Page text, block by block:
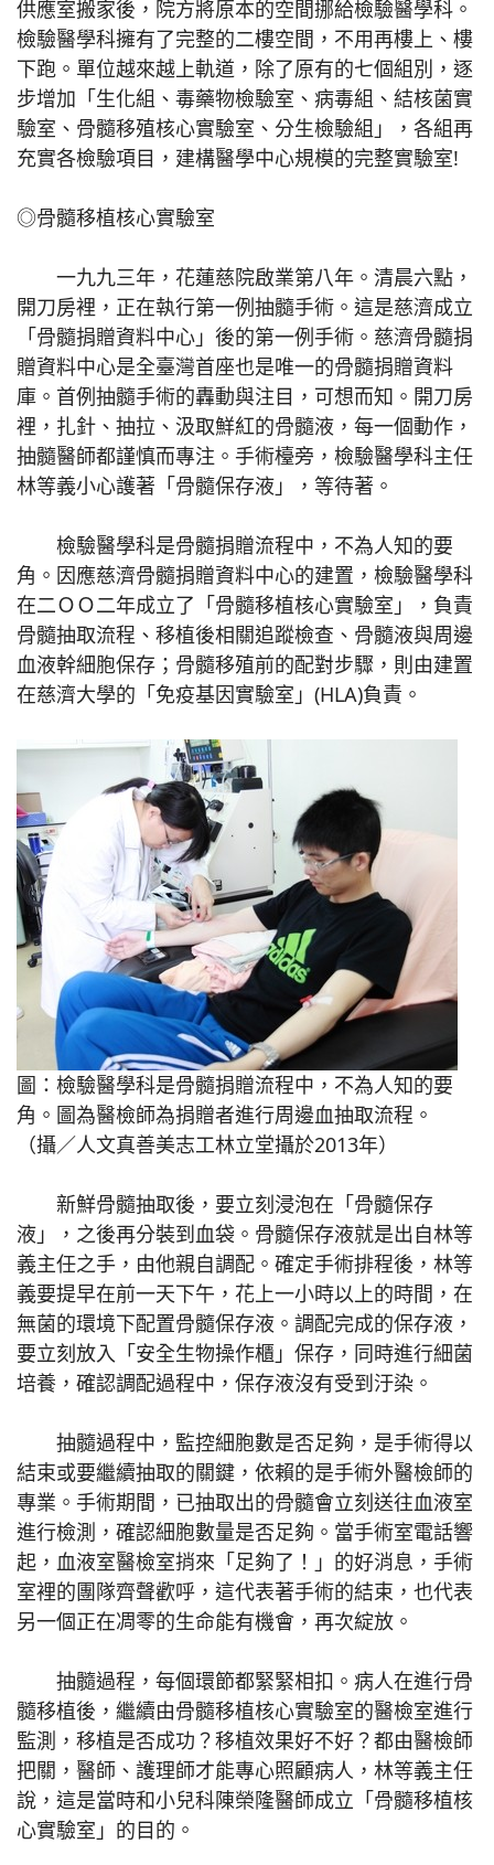
供應室搬家後，院方將原本的空間挪給檢驗醫學科。
檢驗醫學科擁有了完整的二樓空間，不用再樓上、樓
下跑。單位越來越上軌道，除了原有的七個組別，逐
步增加「生化組、毒藥物檢驗室、病毒組、結核菌實
驗室、骨髓移殖核心實驗室、分生檢驗組」，各組再
充實各檢驗項目，建構醫學中心規模的完整實驗室!
◎骨髓移植核心實驗室
一九九三年，花蓮慈院啟業第八年。清晨六點，
開刀房裡，正在執行第一例抽髓手術。這是慈濟成立
「骨髓捐贈資料中心」後的第一例手術。慈濟骨髓捐
贈資料中心是全臺灣首座也是唯一的骨髓捐贈資料
庫。首例抽髓手術的轟動與注目，可想而知。開刀房
裡，扎針、抽拉、汲取鮮紅的骨髓液，每一個動作，
抽髓醫師都謹慎而專注。手術檯旁，檢驗醫學科主任
林等義小心護著「骨髓保存液」，等待著。
檢驗醫學科是骨髓捐贈流程中，不為人知的要
角。因應慈濟骨髓捐贈資料中心的建置，檢驗醫學科
在二ＯＯ二年成立了「骨髓移植核心實驗室」，負責
骨髓抽取流程、移植後相關追蹤檢查、骨髓液與周邊
血液幹細胞保存；骨髓移殖前的配對步驟，則由建置
在慈濟大學的「免疫基因實驗室」(HLA)負責。
圖：檢驗醫學科是骨髓捐贈流程中，不為人知的要
角。圖為醫檢師為捐贈者進行周邊血抽取流程。
（攝／人文真善美志工林立堂攝於2013年）
新鮮骨髓抽取後，要立刻浸泡在「骨髓保存
液」，之後再分裝到血袋。骨髓保存液就是出自林等
義主任之手，由他親自調配。確定手術排程後，林等
義要提早在前一天下午，花上一小時以上的時間，在
無菌的環境下配置骨髓保存液。調配完成的保存液，
要立刻放入「安全生物操作櫃」保存，同時進行細菌
培養，確認調配過程中，保存液沒有受到汙染。
抽髓過程中，監控細胞數是否足夠，是手術得以
結束或要繼續抽取的關鍵，依賴的是手術外醫檢師的
專業。手術期間，已抽取出的骨髓會立刻送往血液室
進行檢測，確認細胞數量是否足夠。當手術室電話響
起，血液室醫檢室捎來「足夠了！」的好消息，手術
室裡的團隊齊聲歡呼，這代表著手術的結束，也代表
另一個正在凋零的生命能有機會，再次綻放。
抽髓過程，每個環節都緊緊相扣。病人在進行骨
髓移植後，繼續由骨髓移植核心實驗室的醫檢室進行
監測，移植是否成功？移植效果好不好？都由醫檢師
把關，醫師、護理師才能專心照顧病人，林等義主任
說，這是當時和小兒科陳榮隆醫師成立「骨髓移植核
心實驗室」的目的。